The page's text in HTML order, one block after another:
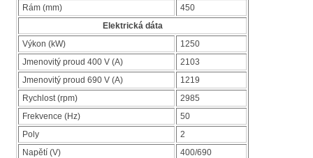
Rám (mm)
450
Elektrická dáta
Výkon (kW)
1250
Jmenovitý proud 400 V (A)
2103
Jmenovitý proud 690 V (A)
1219
Rychlost (rpm)
2985
Frekvence (Hz)
50
Poly
2
Napětí (V)
400/690